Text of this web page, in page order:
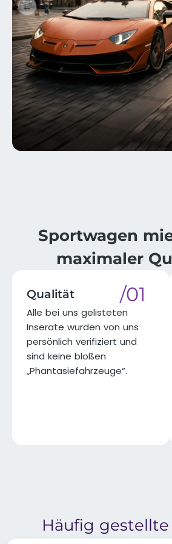
←
⁨⁨Sportwagen
maximaler
Qualität /01
Alle bei uns gelisteten
Inserate wurden von uns
persönlich verifiziert und
sind keine bloßen
„Phantasiefahrzeuge“.​
Häufig gestellte